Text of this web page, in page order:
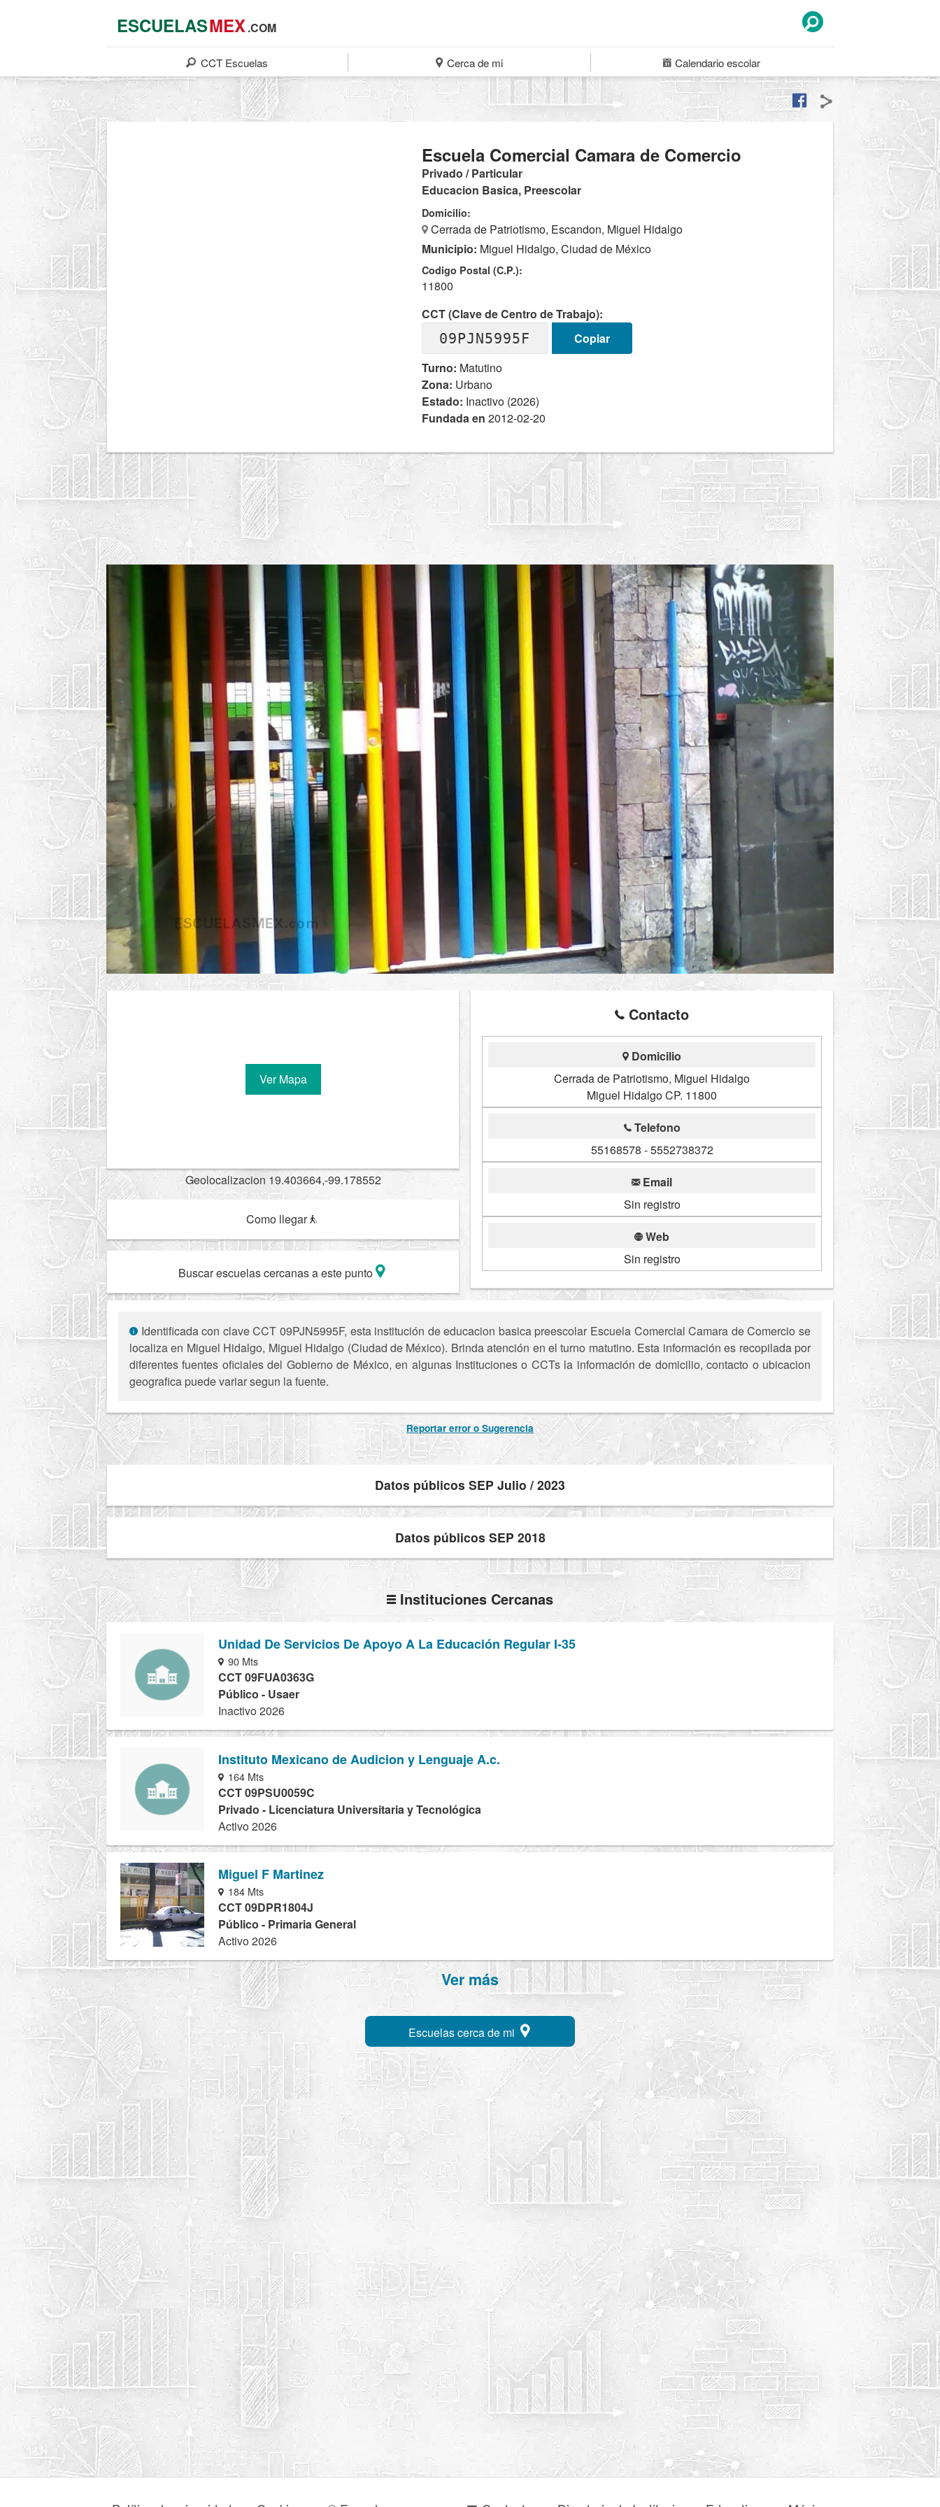
ESCUELASMEX.COM
CCT Escuelas Cerca de mi Calendarioescolar
Escuela Comercial Camara de Comercio
Privado / Particular
Educacion Basica, Preescolar
Domicilio:
Cerrada de Patriotismo, Escandon, Miguel Hidalgo
Municipio: Miguel Hidalgo, Ciudad de México
Codigo Postal (C.P.):
11800
CCT (Clave de Centro de Trabajo):
09PJN5995F
Copiar
Turno: Matutino
Zona: Urbano
Estado: Inactivo (2026)
Fundada en2012-02-20
Ver Mapa
Geolocalizacion 19.403664,-99.178552
Como llegar
Buscar escuelas cercanas a este punto
Contacto
Domicilio
Cerrada de Patriotismo, Miguel Hidalgo
Miguel Hidalgo CP. 11800
Telefono
55168578 - 5552738372
Email
Sin registro
Web
Sin registro
Identificada con clave CCT 09PJN5995F, esta institución de educacion basica preescolar Escuela Comercial Camara de Comercio se
localiza en Miguel Hidalgo, Miguel Hidalgo (Ciudad de México). Brinda atención en el turno matutino. Esta información es recopilada por
diferentes fuentes oficiales del Gobierno de México, en algunas Instituciones o CCTs la información de domicilio, contacto o ubicacion
geografica puede variar segun la fuente.
Reportar error o Sugerencia
Datos públicos SEP Julio / 2023
Datos públicos SEP 2018
Instituciones Cercanas
Unidad De Servicios De Apoyo A La Educación Regular I-35
90 Mts
CCT 09FUA0363G
Público - Usaer
Inactivo 2026
Instituto Mexicano de Audicion y Lenguaje A.c.
164 Mts
CCT 09PSU0059C
Privado - Licenciatura Universitaria y Tecnológica
Activo 2026
Miguel F Martinez
184 Mts
CCT 09DPR1804J
Público - Primaria General
Activo 2026
Ver más
Escuelas cerca de mi